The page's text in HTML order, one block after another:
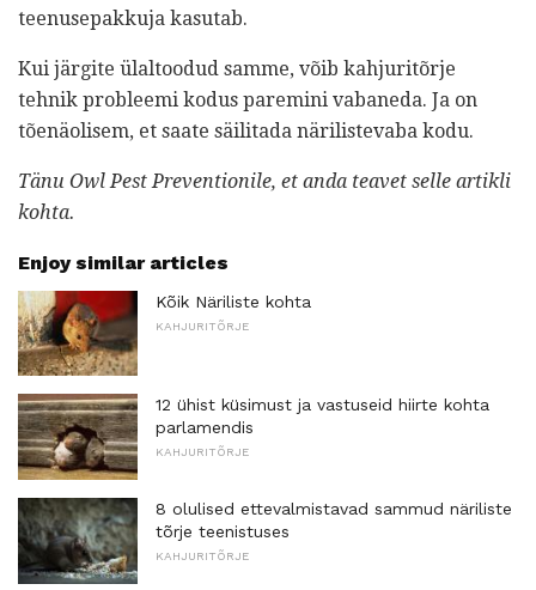
teenusepakkuja kasutab.
Kui järgite ülaltoodud samme, võib kahjuritõrje
tehnik probleemi kodus paremini vabaneda. Ja on
tõenäolisem, et saate säilitada närilistevaba kodu.
Tänu Owl Pest Preventionile, et anda teavet selle artikli
kohta.
Enjoy similar articles
Kõik Näriliste kohta
KAHJURITÕRJE
12 ühist küsimust ja vastuseid hiirte kohta
parlamendis
KAHJURITÕRJE
8 olulised ettevalmistavad sammud näriliste
tõrje teenistuses
KAHJURITÕRJE